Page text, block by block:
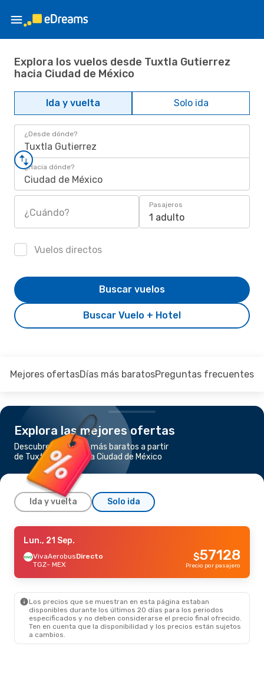
Explora los vuelos desde Tuxtla Gutierrez
hacia Ciudad de México
Ida y vuelta Solo ida
¿Desde dónde?
Tuxtla Gutierrez
¿Hacia dónde?
Ciudad de México
¿Cuándo?
Pasajeros
1 adulto
Vuelos directos
Buscar Vuelo + Hotel
Buscar vuelos
Mejores ofertasDías más baratosPreguntas frecuentes
Explora las mejores ofertas
Descubre los vuelos más baratos a partir
de Tuxtla Gutierrez a Ciudad de México
Ida y vuelta Solo ida
Sáb., 19 Sep.
VivaAerobusDirecto
TGZ- MEX
MEX- TGZ
86985
Dom., 25 Oct.- Dom., 1 Nov.
VivaAerobus Directo
TGZ- MEX
142910
$
Lun., 21 Sep.
VivaAerobusDirecto
TGZ- MEX
57128
$
Precio por pasajero
Los precios que se muestran en esta página estaban
disponibles durante los últimos 20 días para los periodos
especificados y no deben considerarse el precio final ofrecido.
Ten en cuenta que la disponibilidad y los precios están sujetos
a cambios.